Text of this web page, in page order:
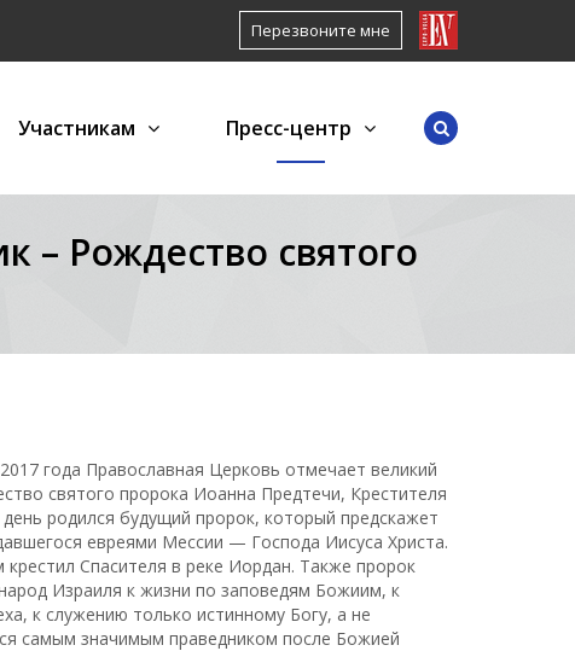
Перезвоните мне
Участникам Пресс-центр
– Рождество святого
года Православная Церковь отмечает великий
святого пророка Иоанна Предтечи, Крестителя
родился будущий пророк, который предскажет
евреями Мессии — Господа Иисуса Христа.
Спасителя в реке Иордан. Также пророк
Израиля к жизни по заповедям Божиим, к
к служению только истинному Богу, а не
самым значимым праведником после Божией